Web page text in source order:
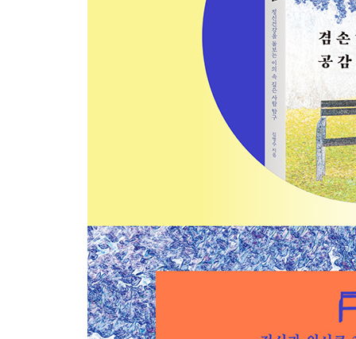
내가 그 사람인 것처럼
3. 우울, 불안, 상처로 힘든 이들에게 전하는 말
‘나는 누구인가?’라는 질문보다 중요한 것
그게 다 성격 탓일까?
우울증이 잘 낫지 않은 이유
마음을 괴롭히는 생각 습관
상처는 어떻게 아무는가
식욕은 어떠세요?
여린 마음을 고치고 싶다면